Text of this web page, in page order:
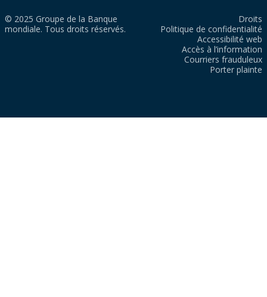
© 2025 Groupe de la Banque
mondiale. Tous droits réservés.
Droits
Politique de confidentialité
Accessibilité web
Accès à l’information
Courriers frauduleux
Porter plainte